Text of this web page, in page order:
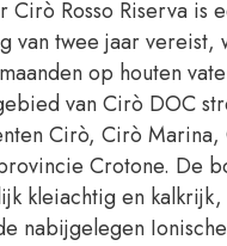
Cirò Rosso Riserva is
van twee jaar vereist,
op houten
van Cirò DOC
Cirò, Cirò Marina,
Crotone. De
kleiachtig en
nabijgelegen